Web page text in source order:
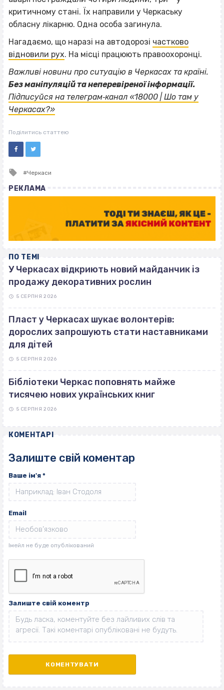
критичному стані. Їх направили у Черкаську
обласну лікарню. Одна особа загинула.
Нагадаємо, що наразі на автодорозі частково
відновили рух. На місці працюють правоохоронці.
Важливі новини про ситуацію в Черкасах та країні.
Без маніпуляцій та неперевіреної інформації.
Підписуйся на телеграм‐канал «18000 | Шо там у
Черкасах?»
Поділитись статтею
Tagged
Черкаси
РЕКЛАМА
ПО ТЕМІ
У Черкасах відкриють новий майданчик із
продажу декоративних рослин
5 СЕРПНЯ 2026
Пласт у Черкасах шукає волонтерів:
дорослих запрошують стати наставниками
для дітей
5 СЕРПНЯ 2026
Бібліотеки Черкас поповнять майже
тисячею нових українських книг
5 СЕРПНЯ 2026
КОМЕНТАРІ
Залиште свій коментар
Ваше ім'я *
Email
Залиште свій коментр